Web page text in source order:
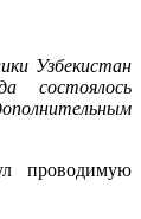
Узбекистан
состоялось
проводимую